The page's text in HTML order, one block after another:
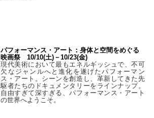
パフォーマンス・アート：身体と空間をめぐる
映画祭 10/10(土)－10/23(金)
現代美術において最もエネルギッシュで、不可
欠なジャンルへと進化を遂げたパフォーマン
ス・アート。シーンを創造し、革新してきた先
駆者たちのドキュメンタリーをラインナップ。
自由すぎて深すぎる、パフォーマンス・アート
の世界へようこそ。